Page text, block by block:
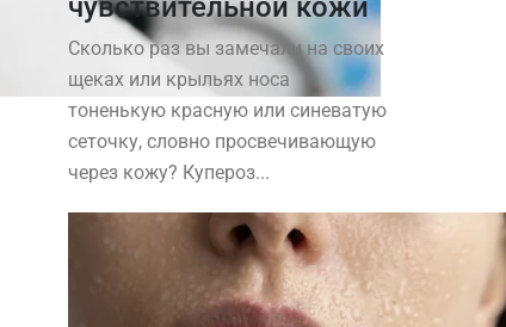
чувствительной кожи
Сколько раз вы замечали на своих
щеках или крыльях носа
тоненькую красную или синеватую
сеточку, словно просвечивающую
через кожу? Купероз...